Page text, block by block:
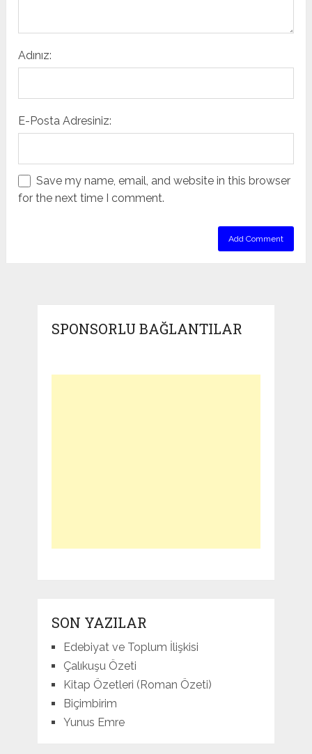
Adınız:
E-Posta Adresiniz:
Save my name, email, and website in this browser
for the next time I comment.
SPONSORLU BAĞLANTILAR
SON YAZILAR
Edebiyat ve Toplum İlişkisi
Çalıkuşu Özeti
Kitap Özetleri (Roman Özeti)
Biçimbirim
Yunus Emre